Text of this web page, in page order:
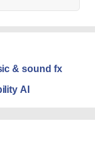
ラーディスプレ
& sound fx
AI